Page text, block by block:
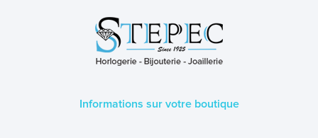
Informations sur votre boutique